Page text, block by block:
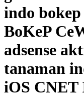
Ponycycle
Puma
Pureats
Q
QV Baby
indo
BoKeP
adsense
tanaman
iOS CNET